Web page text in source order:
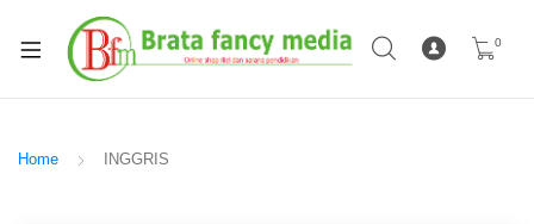
0
Home INGGRIS